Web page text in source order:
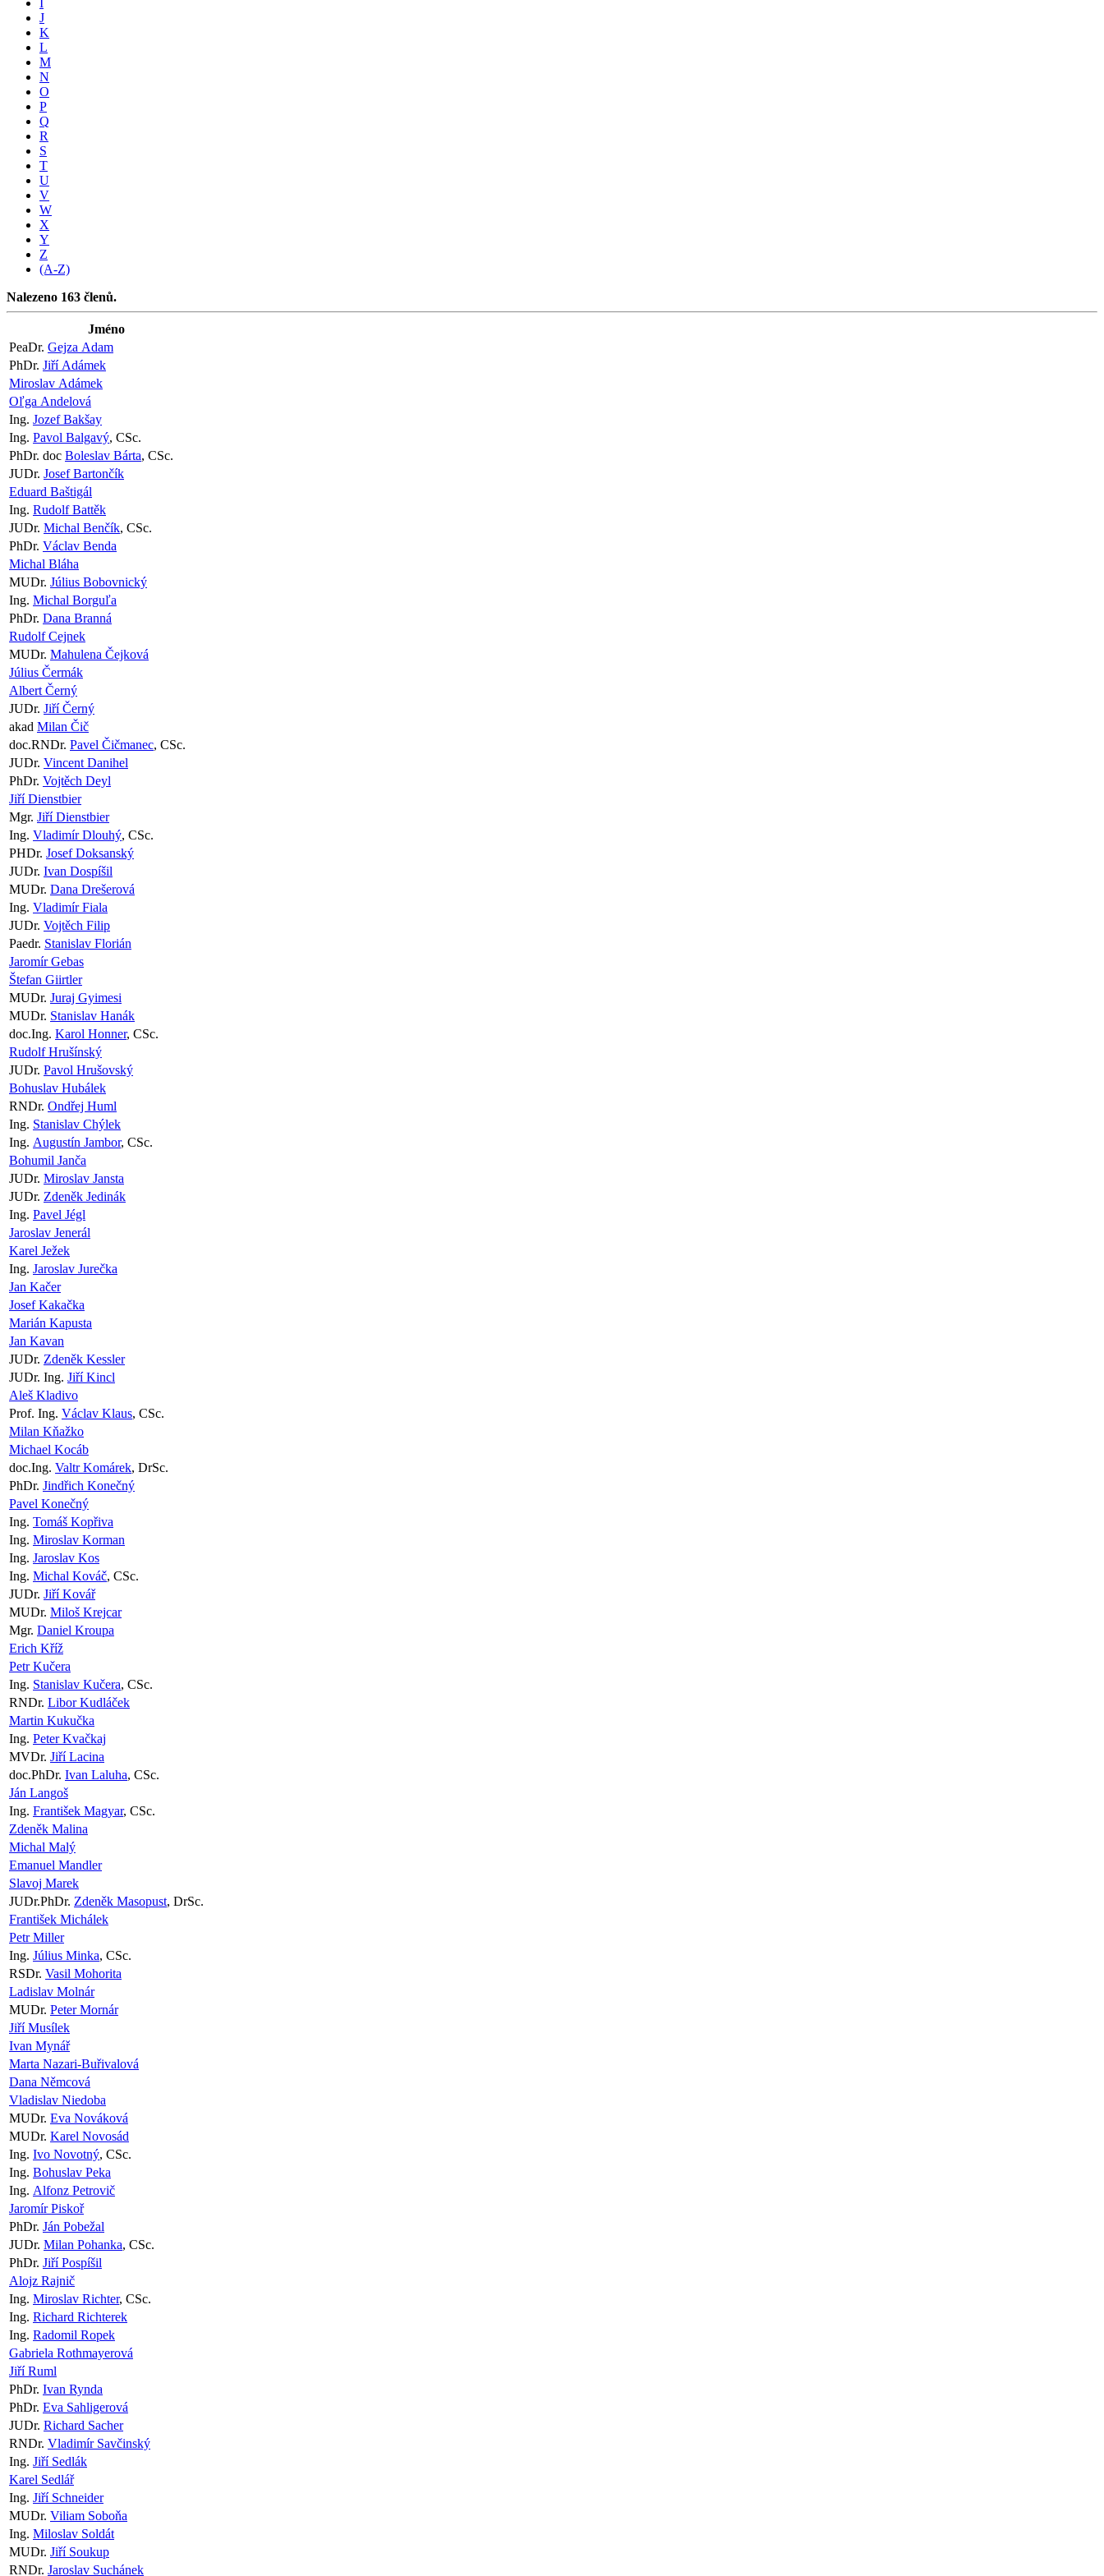
J
K
L
M
N
O
P
Q
R
S
T
U
V
W
X
Y
Z
(A-Z)
Nalezeno 163 členů.
Jméno
PeaDr. Gejza Adam
PhDr. Jiří Adámek
Miroslav Adámek
Oľga Andelová
Ing. Jozef Bakšay
Ing. Pavol Balgavý, CSc.
PhDr. doc Boleslav Bárta, CSc.
JUDr. Josef Bartončík
Eduard Baštigál
Ing. Rudolf Battěk
JUDr. Michal Benčík, CSc.
PhDr. Václav Benda
Michal Bláha
MUDr. Július Bobovnický
Ing. Michal Borguľa
PhDr. Dana Branná
Rudolf Cejnek
MUDr. Mahulena Čejková
Július Čermák
Albert Černý
JUDr. Jiří Černý
akad Milan Čič
doc.RNDr. Pavel Čičmanec, CSc.
JUDr. Vincent Danihel
PhDr. Vojtěch Deyl
Jiří Dienstbier
Mgr. Jiří Dienstbier
Ing. Vladimír Dlouhý, CSc.
PHDr. Josef Doksanský
JUDr. Ivan Dospíšil
MUDr. Dana Drešerová
Ing. Vladimír Fiala
JUDr. Vojtěch Filip
Paedr. Stanislav Florián
Jaromír Gebas
Štefan Giirtler
MUDr. Juraj Gyimesi
MUDr. Stanislav Hanák
doc.Ing. Karol Honner, CSc.
Rudolf Hrušínský
JUDr. Pavol Hrušovský
Bohuslav Hubálek
RNDr. Ondřej Huml
Ing. Stanislav Chýlek
Ing. Augustín Jambor, CSc.
Bohumil Janča
JUDr. Miroslav Jansta
JUDr. Zdeněk Jedinák
Ing. Pavel Jégl
Jaroslav Jenerál
Karel Ježek
Ing. Jaroslav Jurečka
Jan Kačer
Josef Kakačka
Marián Kapusta
Jan Kavan
JUDr. Zdeněk Kessler
JUDr. Ing. Jiří Kincl
Aleš Kladivo
Prof. Ing. Václav Klaus, CSc.
Milan Kňažko
Michael Kocáb
doc.Ing. Valtr Komárek, DrSc.
PhDr. Jindřich Konečný
Pavel Konečný
Ing. Tomáš Kopřiva
Ing. Miroslav Korman
Ing. Jaroslav Kos
Ing. Michal Kováč, CSc.
JUDr. Jiří Kovář
MUDr. Miloš Krejcar
Mgr. Daniel Kroupa
Erich Kříž
Petr Kučera
Ing. Stanislav Kučera, CSc.
RNDr. Libor Kudláček
Martin Kukučka
Ing. Peter Kvačkaj
MVDr. Jiří Lacina
doc.PhDr. Ivan Laluha, CSc.
Ján Langoš
Ing. František Magyar, CSc.
Zdeněk Malina
Michal Malý
Emanuel Mandler
Slavoj Marek
JUDr.PhDr. Zdeněk Masopust, DrSc.
František Michálek
Petr Miller
Ing. Július Minka, CSc.
RSDr. Vasil Mohorita
Ladislav Molnár
MUDr. Peter Mornár
Jiří Musílek
Ivan Mynář
Marta Nazari-Buřivalová
Dana Němcová
Vladislav Niedoba
MUDr. Eva Nováková
MUDr. Karel Novosád
Ing. Ivo Novotný, CSc.
Ing. Bohuslav Peka
Ing. Alfonz Petrovič
Jaromír Piskoř
PhDr. Ján Pobežal
JUDr. Milan Pohanka, CSc.
PhDr. Jiří Pospíšil
Alojz Rajnič
Ing. Miroslav Richter, CSc.
Ing. Richard Richterek
Ing. Radomil Ropek
Gabriela Rothmayerová
Jiří Ruml
PhDr. Ivan Rynda
PhDr. Eva Sahligerová
JUDr. Richard Sacher
RNDr. Vladimír Savčinský
Ing. Jiří Sedlák
Karel Sedlář
Ing. Jiří Schneider
MUDr. Viliam Soboňa
Ing. Miloslav Soldát
MUDr. Jiří Soukup
RNDr. Jaroslav Suchánek